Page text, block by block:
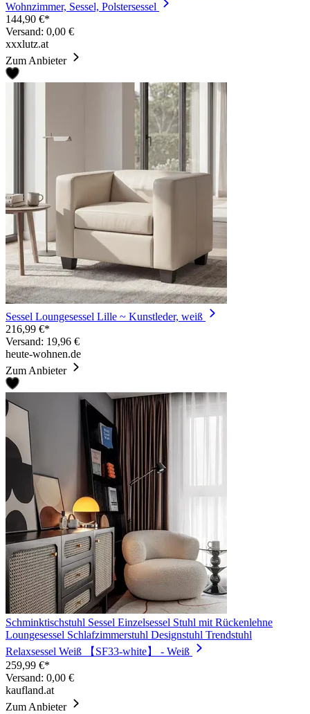
Wohnzimmer, Sessel, Polstersessel
144,90 €*
Versand: 0,00 €
xxxlutz.at
Zum Anbieter
Sessel Loungesessel Lille ~ Kunstleder, weiß
216,99 €*
Versand: 19,96 €
heute-wohnen.de
Zum Anbieter
Schminktischstuhl Sessel Einzelsessel Stuhl mit Rückenlehne
Loungesessel Schlafzimmerstuhl Designstuhl Trendstuhl
Relaxsessel Weiß 【SF33-white】 - Weiß
259,99 €*
Versand: 0,00 €
kaufland.at
Zum Anbieter